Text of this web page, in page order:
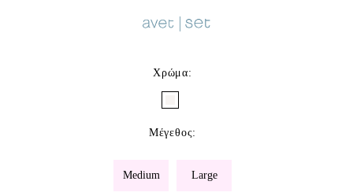
Χρώμα:
Μέγεθος:
Medium Large